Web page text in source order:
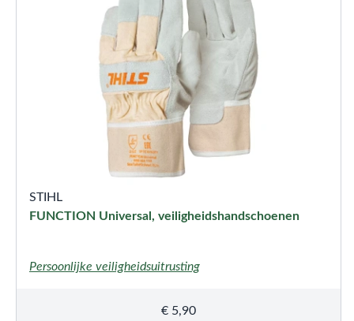
STIHL
FUNCTION Universal, veiligheidshandschoenen
Persoonlijke veiligheidsuitrusting
€ 5,90